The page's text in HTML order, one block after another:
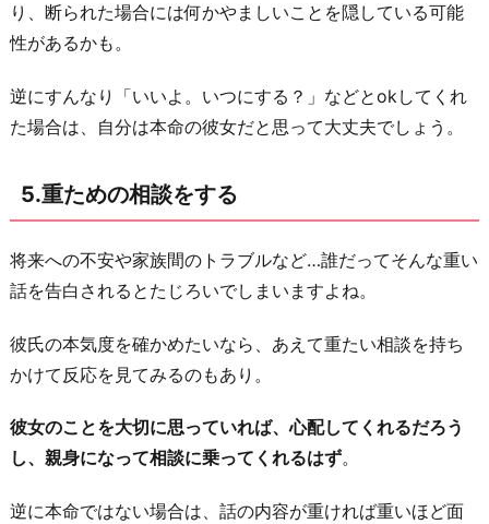
り、断られた場合には何かやましいことを隠している可能
性があるかも。
逆にすんなり「いいよ。いつにする？」などとokしてくれ
た場合は、自分は本命の彼女だと思って大丈夫でしょう。
5.重ための相談をする
将来への不安や家族間のトラブルなど…誰だってそんな重い
話を告白されるとたじろいでしまいますよね。
彼氏の本気度を確かめたいなら、あえて重たい相談を持ち
かけて反応を見てみるのもあり。
彼女のことを大切に思っていれば、心配してくれるだろう
し、親身になって相談に乗ってくれるはず。
逆に本命ではない場合は、話の内容が重ければ重いほど面